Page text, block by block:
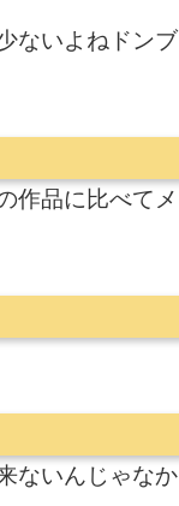
ないよねドンブ
作品に比べてメ
ないんじゃなか